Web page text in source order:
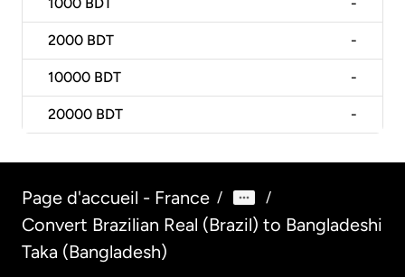
1000 BDT -
2000 BDT -
10000 BDT -
20000 BDT -
Page d'accueil - France / /
Convert Brazilian Real (Brazil) to Bangladeshi
Taka (Bangladesh)